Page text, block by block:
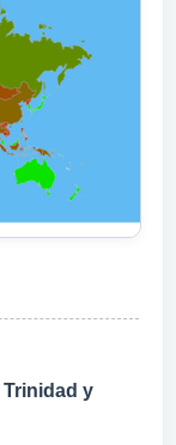
Trinidad y